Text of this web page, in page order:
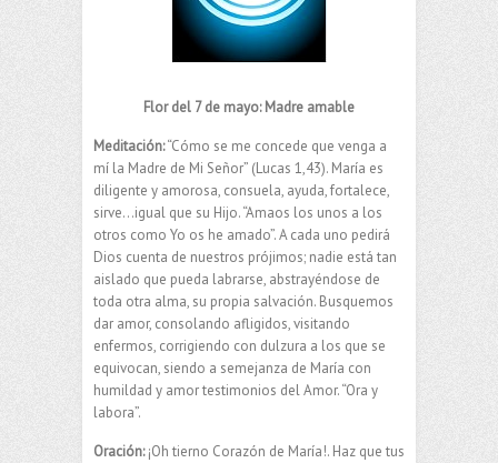
Flor del 7 de mayo: Madre amable
Meditación:“Cómo se me concede que venga a
mí la Madre de Mi Señor” (Lucas 1,43). María es
diligente y amorosa, consuela, ayuda, fortalece,
sirve…igual que su Hijo. “Amaos los unos a los
otros como Yo os he amado”. A cada uno pedirá
Dios cuenta de nuestros prójimos; nadie está tan
aislado que pueda labrarse, abstrayéndose de
toda otra alma, su propia salvación. Busquemos
dar amor, consolando afligidos, visitando
enfermos, corrigiendo con dulzura a los que se
equivocan, siendo a semejanza de María con
humildad y amor testimonios del Amor. “Ora y
labora”.
Oración:¡Oh tierno Corazón de María!. Haz que tus